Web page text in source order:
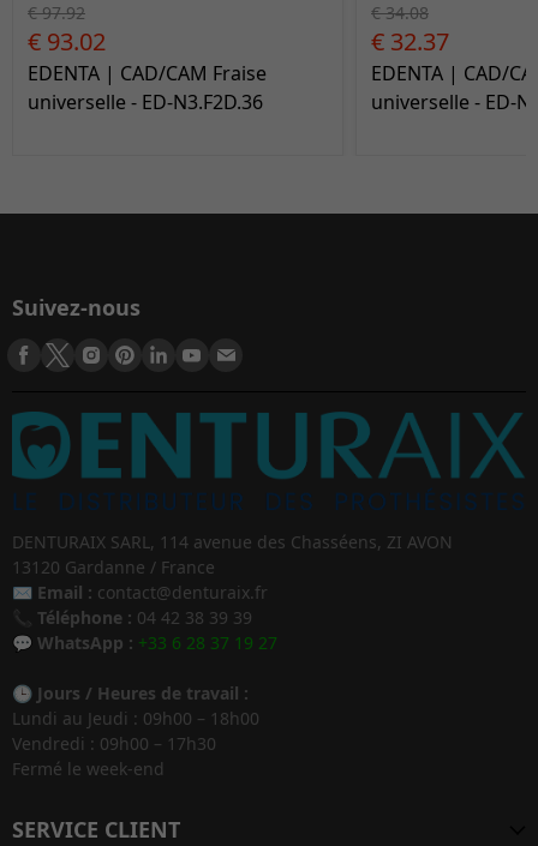
€ 97.92
€ 93.02
EDENTA | CAD/CAM Fraise
universelle - ED-N3.F2D.36
€ 34.08
€ 32.37
EDENTA | CAD/
universelle - ED-
Suivez-nous
DENTURAIX SARL, 114 avenue des Chasséens, ZI AVON
13120 Gardanne / France
✉️ Email : contact@denturaix.fr
Téléphone : 04 42 38 39 39
💬 WhatsApp : +33 6 28 37 19 27
🕒 Jours / Heures de travail :
Lundi au Jeudi : 09h00 – 18h00
Vendredi : 09h00 – 17h30
Fermé le week-end
SERVICE CLIENT